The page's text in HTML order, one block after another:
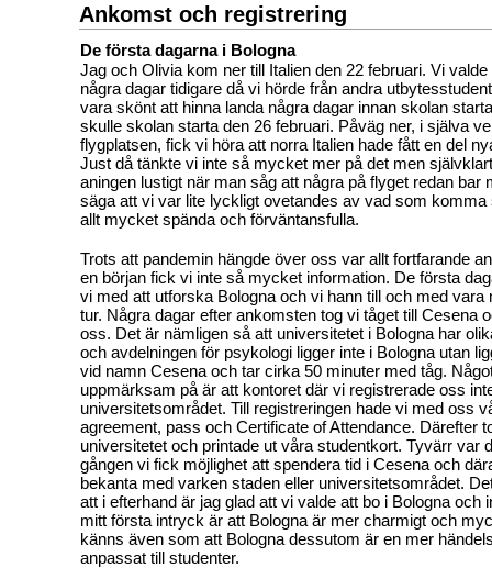
Ankomst och registrering
De första dagarna i Bologna
Jag och Olivia kom ner till Italien den 22 februari. Vi
några dagar tidigare då vi hörde från andra
vara skönt att hinna landa några dagar innan skolan
skulle skolan starta den 26 februari. Påväg ner, i själva
flygplatsen, fick vi höra att norra Italien hade fått en del
Just då tänkte vi inte så mycket mer på det men
aningen lustigt när man såg att några på flyget redan bar
säga att vi var lite lyckligt ovetandes av vad som
allt mycket spända och förväntansfulla.
Trots att pandemin hängde över oss var allt fortfarande
en början fick vi inte så mycket information. De första
vi med att utforska Bologna och vi hann till och med vara
tur. Några dagar efter ankomsten tog vi tåget till Cesena
oss. Det är nämligen så att universitetet i Bologna har
och avdelningen för psykologi ligger inte i Bologna utan
vid namn Cesena och tar cirka 50 minuter med tåg.
uppmärksam på är att kontoret där vi registrerade oss
universitetsområdet. Till registreringen hade vi med oss
agreement, pass och Certificate of Attendance. Därefter
universitetet och printade ut våra studentkort. Tyvärr var
gången vi fick möjlighet att spendera tid i Cesena och
bekanta med varken staden eller universitetsområdet.
att i efterhand är jag glad att vi valde att bo i Bologna och
mitt första intryck är att Bologna är mer charmigt och
känns även som att Bologna dessutom är en mer
anpassat till studenter.